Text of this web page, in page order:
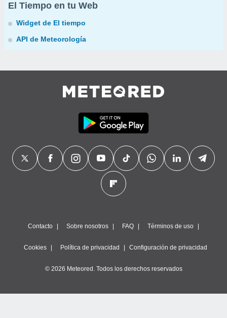
El Tiempo en tu Web
Widget de El tiempo
API de Meteorología
Contacto Sobre nosotros FAQ Términos de uso
Cookies Política de privacidad Configuración de privacidad
© 2026 Meteored. Todos los derechos reservados